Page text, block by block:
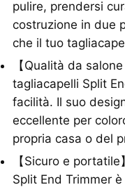
pulire, prendersi
costruzione in due
che il tuo
【Qualità da
tagliacapelli Split
facilità. Il suo
eccellente per
propria casa o del
【Sicuro e
Split End Trimmer